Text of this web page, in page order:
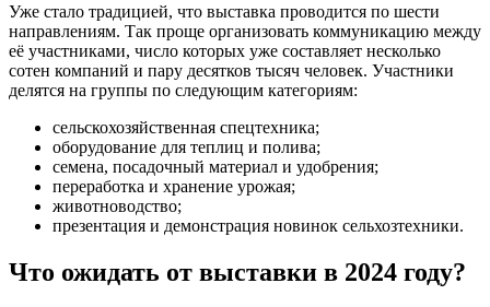
Уже стало традицией, что выставка проводится по шести
направлениям. Так проще организовать коммуникацию между
её участниками, число которых уже составляет несколько
сотен компаний и пару десятков тысяч человек. Участники
делятся на группы по следующим категориям:
сельскохозяйственная спецтехника;
оборудование для теплиц и полива;
семена, посадочный материал и удобрения;
переработка и хранение урожая;
животноводство;
презентация и демонстрация новинок сельхозтехники.
Что ожидать от выставки в 2024 году?